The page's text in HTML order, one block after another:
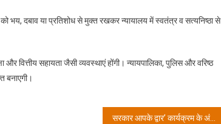
को भय, दबाव या प्रतिशोध से मुक्त रखकर न्यायालय में स्वतंत्र व सत्यनिष्ठा से
और वित्तीय सहायता जैसी व्यवस्थाएं होंगी। न्यायपालिका, पुलिस और वरिष्ठ
बनाएगी।
सरकार आपके द्वार’ कार्यक्रम के अंतर्गत गैरसैंण में रात्रि ग्राम चौपाल, ग्रामीणों की समस्याओं के त्वरित समाधान का आश्वासन